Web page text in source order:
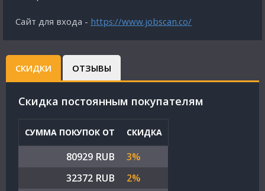
Сайт для входа - https://www.jobscan.co/
СКИДКИ ОТЗЫВЫ
Cкидка постоянным покупателям
СУММА ПОКУПОК ОТ СКИДКА
80929 RUB
3%
32372 RUB
2%